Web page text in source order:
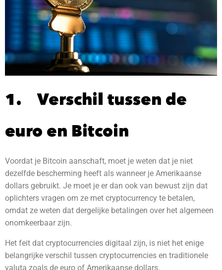
1. Verschil tussen de
euro en Bitcoin
Voordat je Bitcoin aanschaft, moet je weten dat je niet
dezelfde bescherming heeft als wanneer je Amerikaanse
dollars gebruikt. Je moet je er dan ook van bewust zijn dat
oplichters vragen om ze met cryptocurrency te betalen,
omdat ze weten dat dergelijke betalingen over het algemeen
onomkeerbaar zijn.
Het feit dat cryptocurrencies digitaal zijn, is niet het enige
belangrijke verschil tussen cryptocurrencies en traditionele
valuta zoals de euro of Amerikaanse dollars.